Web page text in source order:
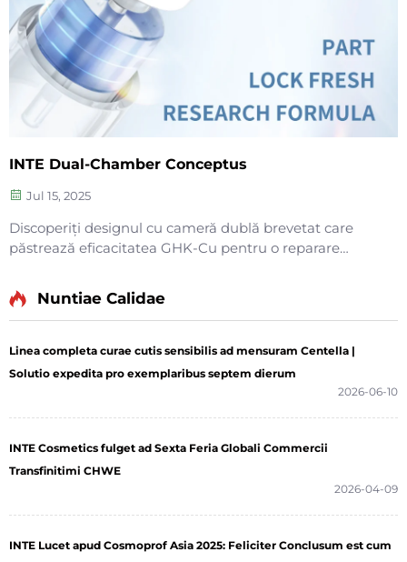
INTE Dual-Chamber Conceptus
Jul 15, 2025
Discoperiți designul cu cameră dublă brevetat care
păstrează eficacitatea GHK-Cu pentru o reparare
și reface barierele pielii sensibile. Încercați astăzi
soluția „Small Blue Chamber”.
Nuntiae Calidae
Linea completa curae cutis sensibilis ad mensuram Centella |
Solutio expedita pro exemplaribus septem dierum
2026-06-10
INTE Cosmetics fulget ad Sexta Feria Globali Commercii
Transfinitimi CHWE
2026-04-09
INTE Lucet apud Cosmoprof Asia 2025: Feliciter Conclusum est cum